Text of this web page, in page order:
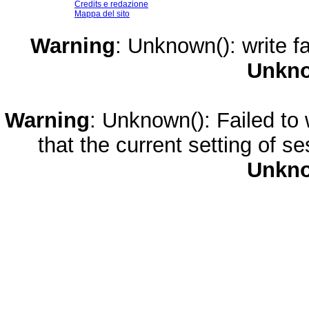
Credits e redazione
Mappa del sito
Warning: Unknown(): write
Warning: Unknown(): Failed
that the current setting of